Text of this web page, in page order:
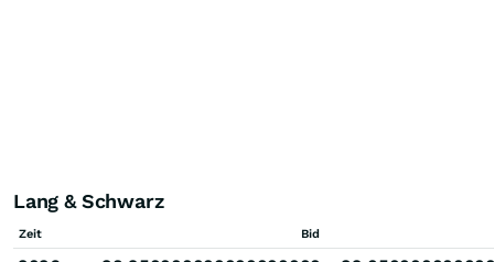
Lang & Schwarz
Zeit Bid